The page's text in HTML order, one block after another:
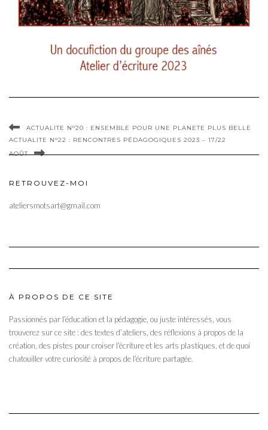
ACTUALITE N°20 : ENSEMBLE POUR UNE PLANETE PLUS BELLE
ACTUALITE N°22 : RENCONTRES PÉDAGOGIQUES 2023 – 17/22
AOÛT
RETROUVEZ-MOI
ateliersmotsart@gmail.com
À PROPOS DE CE SITE
Passionnés par l’éducation et la pédagogie, ou juste intéressés, vous
trouverez sur ce site : des textes d’ateliers, des réflexions à propos de la
création, des pistes pour croiser l’écriture et les arts plastiques, et de quoi
chatouiller votre curiosité à propos de l’écriture partagée.